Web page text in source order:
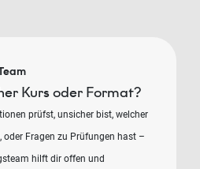
Kurs oder Format?
prüfst, unsicher bist, welcher
oder Fragen zu Prüfungen hast –
hilft dir offen und